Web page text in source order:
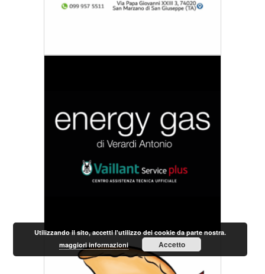
Utilizzando il sito, accetti l'utilizzo dei cookie da parte nostra.
maggiori informazioni
Accetto